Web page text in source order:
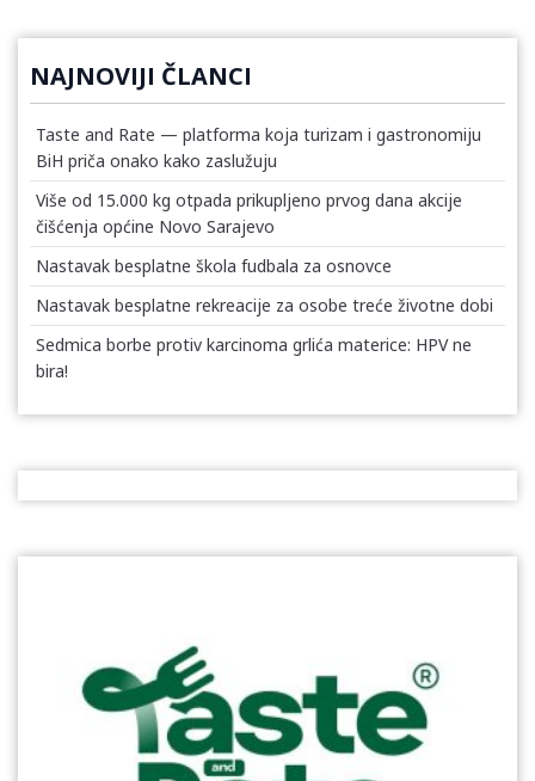
NAJNOVIJI ČLANCI
Taste and Rate — platforma koja turizam i gastronomiju
BiH priča onako kako zaslužuju
Više od 15.000 kg otpada prikupljeno prvog dana akcije
čišćenja općine Novo Sarajevo
Nastavak besplatne škola fudbala za osnovce
Nastavak besplatne rekreacije za osobe treće životne dobi
Sedmica borbe protiv karcinoma grlića materice: HPV ne
bira!